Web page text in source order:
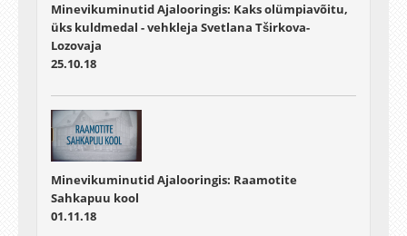
Minevikuminutid Ajalooringis: Kaks olümpiavõitu,
üks kuldmedal - vehkleja Svetlana Tširkova-
Lozovaja
25.10.18
Minevikuminutid Ajalooringis: Raamotite
Sahkapuu kool
01.11.18